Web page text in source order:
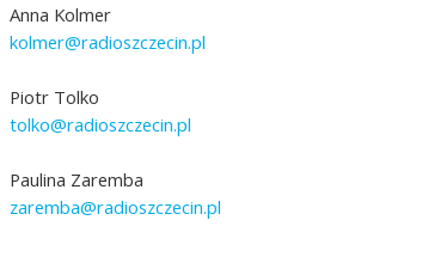
Anna Kolmer
kolmer@radioszczecin.pl
Piotr Tolko
tolko@radioszczecin.pl
Paulina Zaremba
zaremba@radioszczecin.pl